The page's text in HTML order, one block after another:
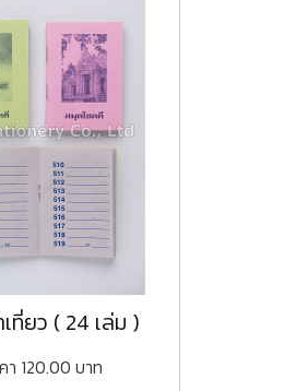
ที่ยว ( 24 เล่ม )
า 120.00 บาท